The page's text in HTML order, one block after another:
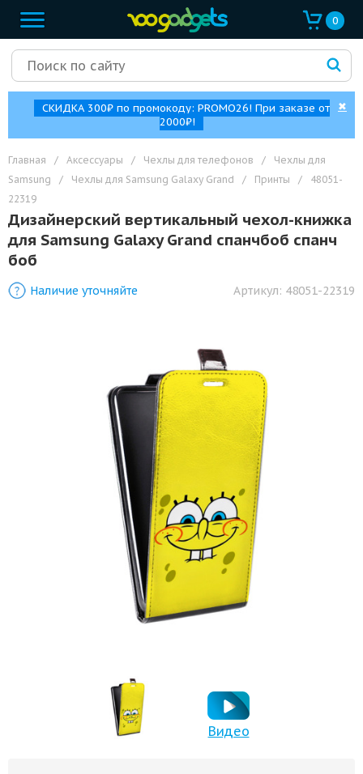
0
СКИДКА 300₽ по промокоду: PROMO26! При заказе от
2000₽!
✖
Главная / Аксессуары / Чехлы для телефонов /
Чехлы для
Samsung
/ Чехлы для Samsung Galaxy Grand / Принты /
48051-
22319
Дизайнерский вертикальный чехол-книжка
для Samsung Galaxy Grand спанчбоб спанч
боб
Видео
Наличие уточняйте Артикул: 48051-22319